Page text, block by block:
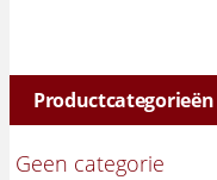
Productcategorieën
Geen categorie